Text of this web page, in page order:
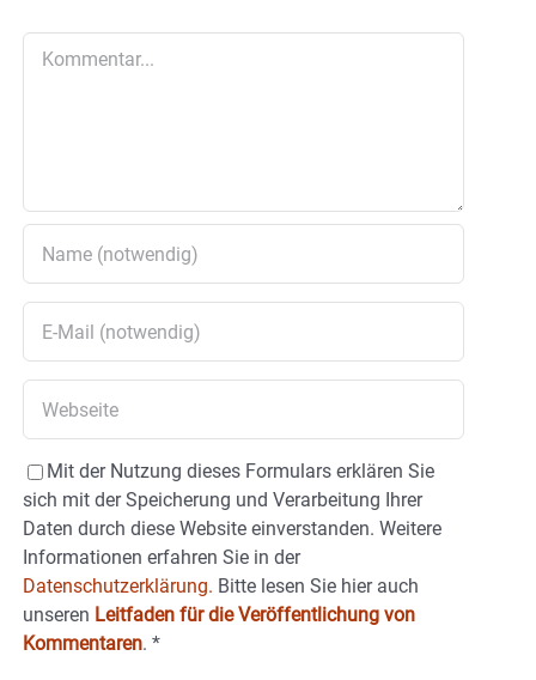
Mit der Nutzung dieses Formulars erklären Sie
sich mit der Speicherung und Verarbeitung Ihrer
Daten durch diese Website einverstanden. Weitere
Informationen erfahren Sie in der
Datenschutzerklärung. Bitte lesen Sie hier auch
unseren Leitfaden für die Veröffentlichung von
Kommentaren. *